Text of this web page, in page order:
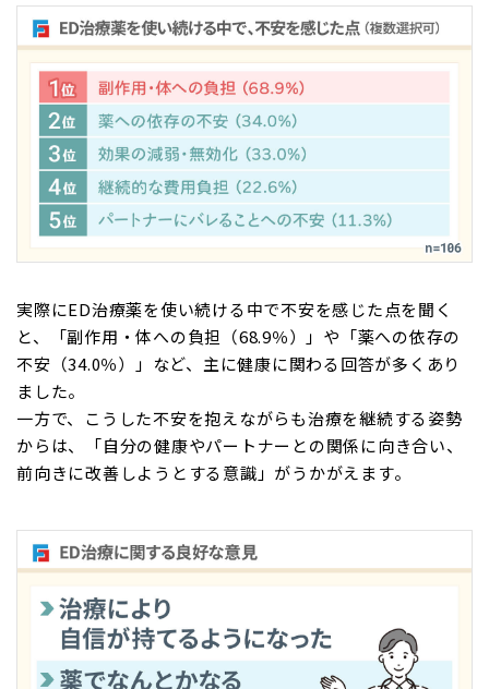
実際にED治療薬を使い続ける中で不安を感じた点を聞く
と、「副作用・体への負担（68.9％）」や「薬への依存の
不安（34.0％）」など、主に健康に関わる回答が多くあり
ました。
一方で、こうした不安を抱えながらも治療を継続する姿勢
からは、「自分の健康やパートナーとの関係に向き合い、
前向きに改善しようとする意識」がうかがえます。